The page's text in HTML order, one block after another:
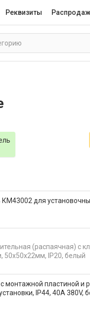
Реквизиты
для
(распаячная) с
50х50х22мм, IP20, белый
монтажной пластиной и
IP44, 40A 380V,